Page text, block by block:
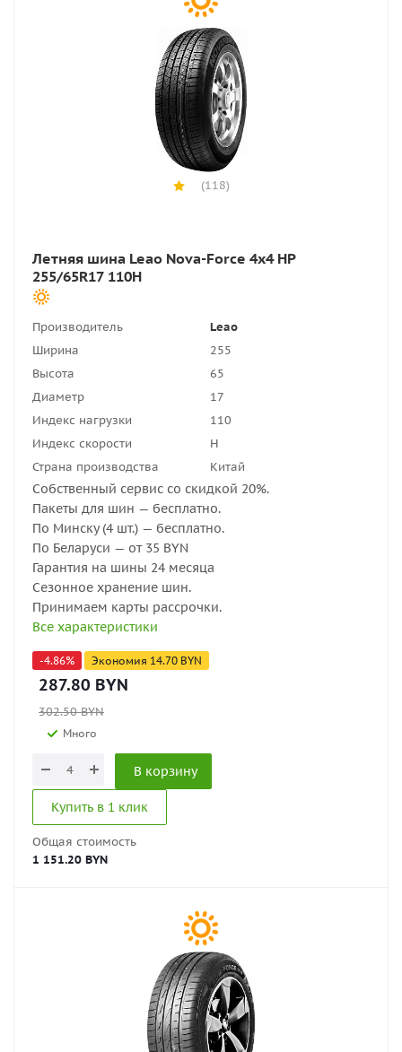
(118)
Летняя шина Leao Nova-Force 4x4 HP
255/65R17 110H
Производитель
Leao
Ширина
255
Высота
65
Диаметр
17
Индекс нагрузки
110
Индекс скорости
H
Страна производства
Китай
Собственный сервис со скидкой 20%.
Пакеты для шин — бесплатно.
По Минску (4 шт.) — бесплатно.
По Беларуси — от 35 BYN
Гарантия на шины 24 месяца
Сезонное хранение шин.
Принимаем карты рассрочки.
Все характеристики
-4.86% Экономия 14.70 BYN
287.80 BYN
302.50BYN
Много
В корзину
Купить в 1 клик
Общая стоимость
1 151.20 BYN